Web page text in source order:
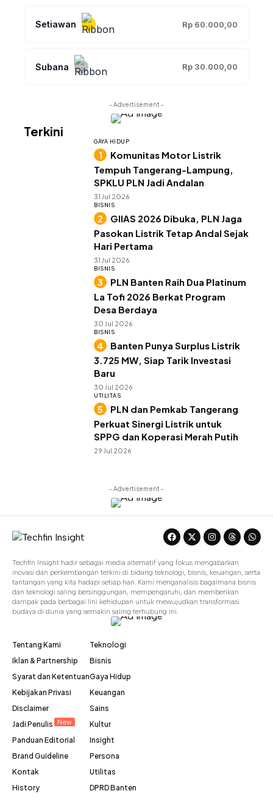
Setiawan Rp 60.000,00
Subana Rp 30.000,00
- Advertisement -
Terkini
GAYA HIDUP
Komunitas Motor Listrik
Tempuh Tangerang-Lampung,
SPKLU PLN Jadi Andalan
31 Jul 2026
BISNIS
GIIAS 2026 Dibuka, PLN Jaga
Pasokan Listrik Tetap Andal Sejak
Hari Pertama
31 Jul 2026
BISNIS
PLN Banten Raih Dua Platinum
La Tofi 2026 Berkat Program
Desa Berdaya
30 Jul 2026
BISNIS
Banten Punya Surplus Listrik
3.725 MW, Siap Tarik Investasi
Baru
30 Jul 2026
UTILITAS
PLN dan Pemkab Tangerang
Perkuat Sinergi Listrik untuk
SPPG dan Koperasi Merah Putih
29 Jul 2026
- Advertisement -
Techfin Insight hadir sebagai media alternatif yang fokus mengabarkan
inovasi dan perkembangan terkini di bidang teknologi, bisnis, keuangan, serta
tantangan yang kita hadapi setiap hari. Kami menganalisis bagaimana bisnis
dan teknologi saling bersinggungan, mempengaruhi, dan memberikan
dampak pada berbagai lini kehidupan untuk mewujudkan transformasi
budaya di dunia yang semakin saling terhubung ini.
Tentang Kami
Iklan & Partnership
Syarat dan Ketentuan
Kebijakan Privasi
Disclaimer
Jadi Penulis
New
Panduan Editorial
Brand Guideline
Kontak
History
Teknologi
Bisnis
Gaya Hidup
Keuangan
Sains
Kultur
Insight
Persona
Utilitas
DPRD Banten